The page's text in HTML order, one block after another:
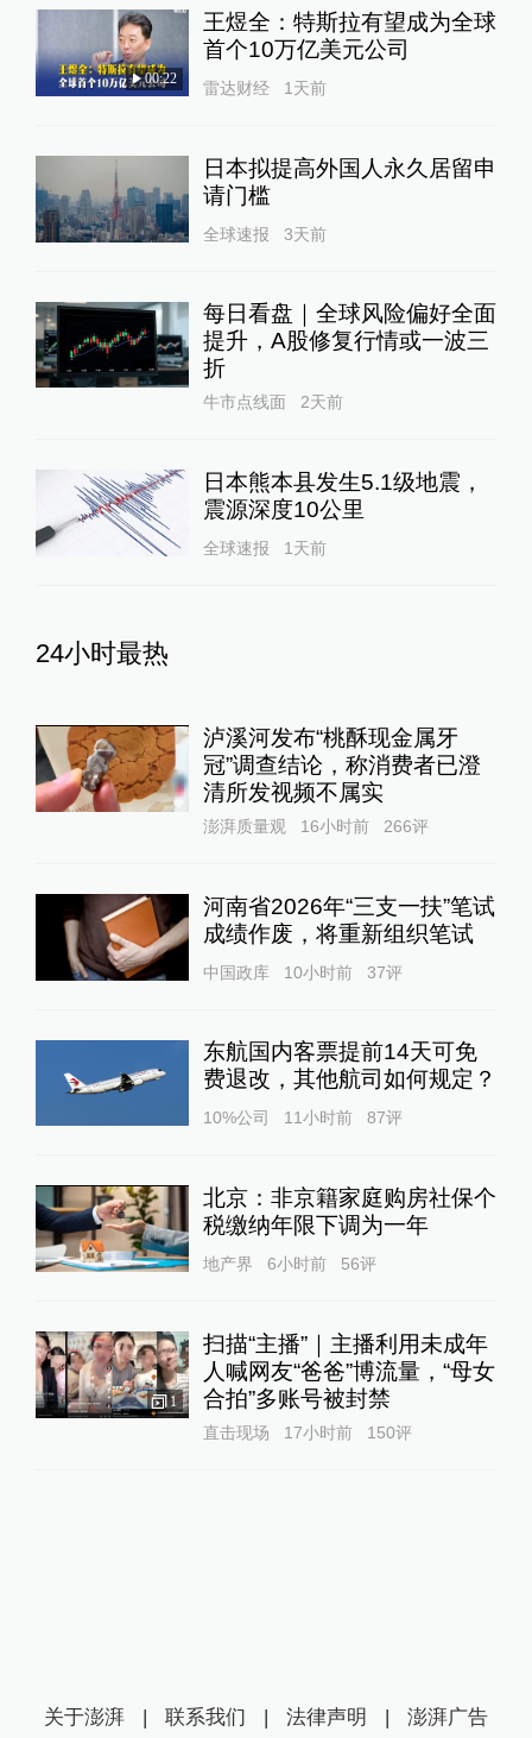
00:22
王煜全：特斯拉有望成为全球
首个10万亿美元公司
雷达财经 1天前
日本拟提高外国人永久居留申
请门槛
全球速报 3天前
每日看盘｜全球风险偏好全面
提升，A股修复行情或一波三
折
牛市点线面 2天前
日本熊本县发生5.1级地震，
震源深度10公里
全球速报 1天前
24小时最热
泸溪河发布“桃酥现金属牙
冠”调查结论，称消费者已澄
清所发视频不属实
澎湃质量观 16小时前 266评
河南省2026年“三支一扶”笔试
成绩作废，将重新组织笔试
中国政库 10小时前 37评
东航国内客票提前14天可免
费退改，其他航司如何规定？
10%公司 11小时前 87评
北京：非京籍家庭购房社保个
税缴纳年限下调为一年
地产界 6小时前 56评
1
扫描“主播”｜主播利用未成年
人喊网友“爸爸”博流量，“母女
合拍”多账号被封禁
直击现场 17小时前 150评
关于澎湃 | 联系我们 | 法律声明 | 澎湃广告